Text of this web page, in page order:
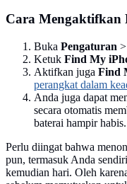
Cara Mengaktifkan
Buka Pengaturan
Ketuk Find My
Aktifkan juga Find
perangkat dalam
Anda juga dapat
secara otomatis
baterai hampir habis.
Perlu diingat bahwa
pun, termasuk Anda
kemudian hari. Oleh